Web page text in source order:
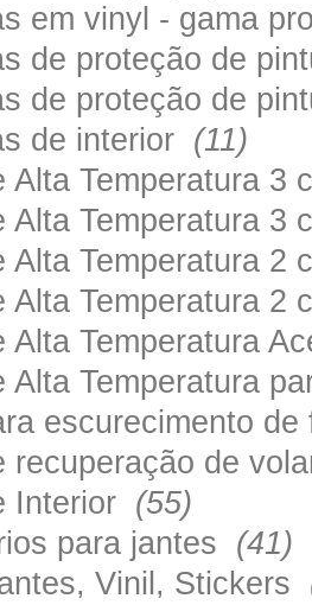
em vinyl - gama
de proteção de
de proteção de
de interior (11)
Alta Temperatura
Alta Temperatura
Alta Temperatura
Alta Temperatura
Alta Temperatura
Alta Temperatura
escurecimento
recuperação de
Interior (55)
para jantes (41)
Vinil, Stickers